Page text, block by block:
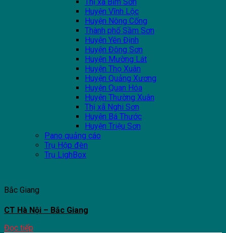
Huyện Vĩnh Lộc
Huyện Nông Cống
Thành phố Sầm Sơn
Huyện Yên Định
Huyện Đông Sơn
Huyện Mường Lát
Huyện Thọ Xuân
Huyện Quảng Xương
Huyện Quan Hóa
Huyện Thường Xuân
Thị xã Nghi Sơn
Huyện Bá Thước
Huyện Triệu Sơn
Pano quảng cáo
Trụ Hộp đèn
Trụ LighBox
Bắc Giang
CT Hà Nội – Bắc Giang
Đọc tiếp